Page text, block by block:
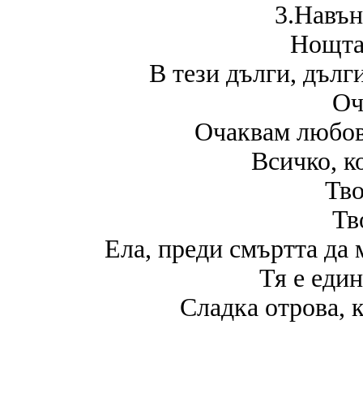
Нощта
В тези дълги,
Очаквам
Всичко,
Ела, преди смъртта да
Тя е
Сладка отрова,